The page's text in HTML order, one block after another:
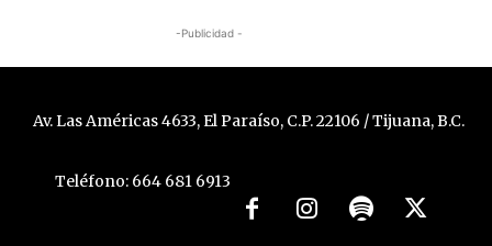
-Publicidad -
Av. Las Américas 4633, El Paraíso, C.P. 22106 / Tijuana, B.C.
Teléfono: 664 681 6913